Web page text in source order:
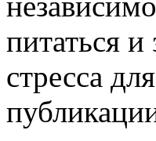
питаться
стресса